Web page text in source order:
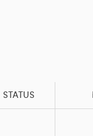
STATUS